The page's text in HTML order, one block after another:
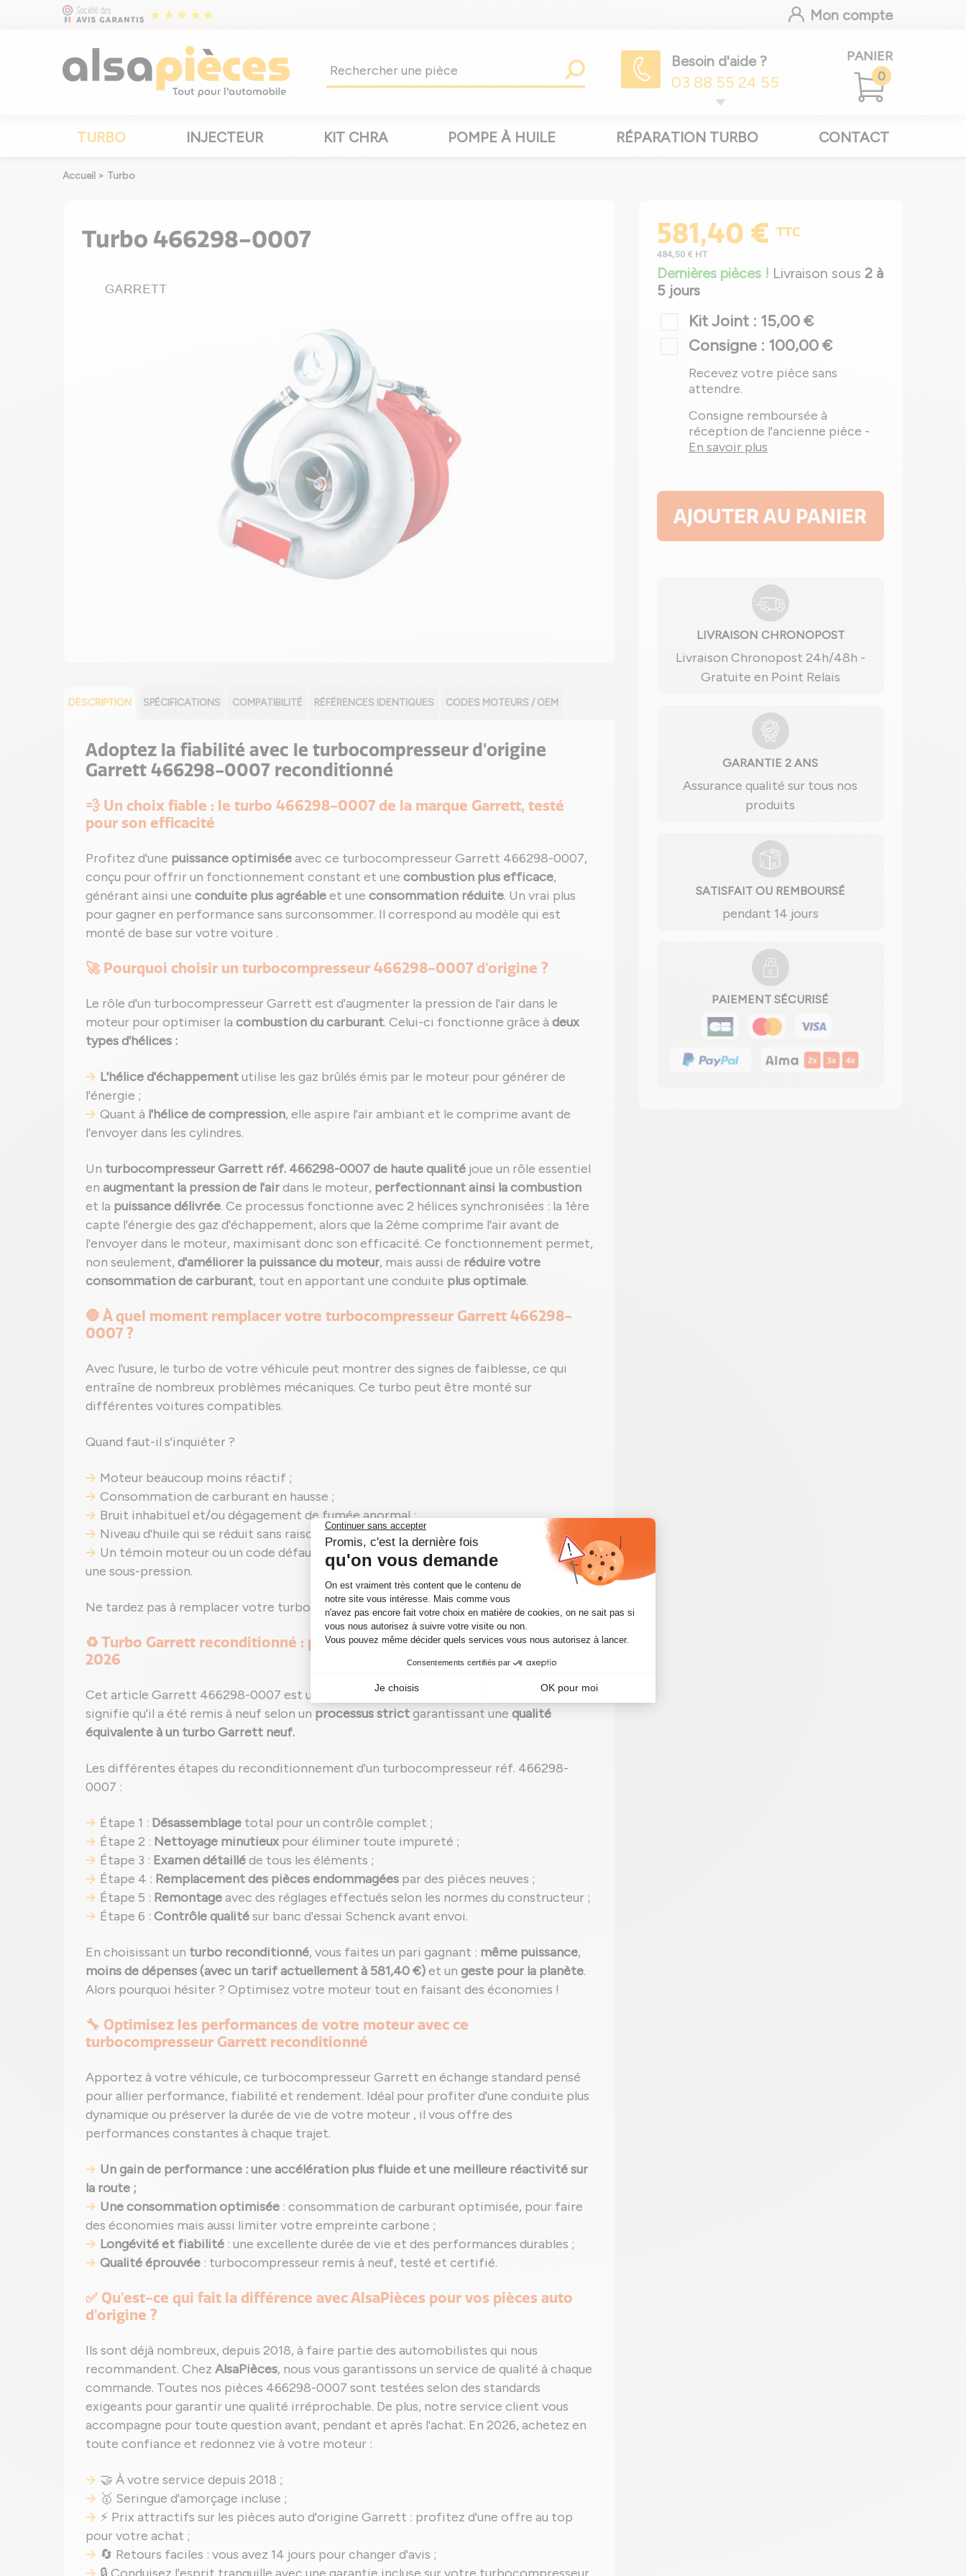
Mon compte
Besoin d'aide ?
03 88 55 24 55
PANIER
0
TURBO INJECTEUR KIT CHRA POMPE À HUILE RÉPARATION TURBO CONTACT
Accueil > Turbo
Turbo 466298-0007
DESCRIPTION SPÉCIFICATIONS COMPATIBILITÉ RÉFÉRENCES IDENTIQUES CODES MOTEURS / OEM
Adoptez la fiabilité avec le turbocompresseur d'origine
Garrett 466298-0007 reconditionné
💨 Un choix fiable : le turbo 466298-0007 de la marque Garrett, testé
pour son efficacité
Profitez d'une puissance optimiséeavec ce turbocompresseur Garrett 466298-0007,
conçu pour offrir un fonctionnement constant et une combustion plus efficace,
générant ainsi une conduite plus agréableet une consommation réduite. Un vrai plus
pour gagner en performance sans surconsommer. Il correspond au modèle qui est
monté de base sur votre voiture .
🚀 Pourquoi choisir un turbocompresseur 466298-0007 d'origine ?
Le rôle d'un turbocompresseur Garrett est d'augmenter la pression de l'air dans le
moteur pour optimiser la combustion du carburant. Celui-ci fonctionne grâce à deux
types d'hélices :
L'hélice d'échappementutilise les gaz brûlés émis par le moteur pour générer de
l'énergie ;
Quant à l'hélice de compression, elle aspire l'air ambiant et le comprime avant de
l'envoyer dans les cylindres.
Un turbocompresseur Garrett réf. 466298-0007 de haute qualité joue un rôle essentiel
en augmentant la pression de l'airdans le moteur, perfectionnant ainsi la combustion
et la puissance délivrée. Ce processus fonctionne avec 2 hélices synchronisées : la 1ère
capte l'énergie des gaz d'échappement, alors que la 2ème comprime l'air avant de
l'envoyer dans le moteur, maximisant donc son efficacité. Ce fonctionnement permet,
non seulement, d'améliorer la puissance du moteur, mais aussi de réduire votre
consommation de carburant, tout en apportant une conduite plus optimale.
🛑 À quel moment remplacer votre turbocompresseur Garrett 466298-
0007 ?
Avec l'usure, le turbo de votre véhicule peut montrer des signes de faiblesse, ce qui
entraîne de nombreux problèmes mécaniques. Ce turbo peut être monté sur
différentes voitures compatibles.
Quand faut-il s'inquiéter ?
Moteur beaucoup moins réactif ;
Consommation de carburant en hausse ;
Bruit inhabituel et/ou dégagement de fumée anormal ;
Niveau d'huile qui se réduit sans raison apparente sans signe de fuite ;
Un témoin moteur ou un code défaut peut apparaître, comme le code P0299 pour
une sous-pression.
Ne tardez pas à remplacer votre turbocompresseur 466298-0007 en panne.
♻️ Turbo Garrett reconditionné : performance et fiabilité garanties en
2026
Cet article Garrett 466298-0007 est un turbocompresseur reconditionné
, ce qui
signifie qu'il a été remis à neuf selon un processus strictgarantissant une qualité
équivalente à un turbo Garrett neuf.
Les différentes étapes du reconditionnement d'un turbocompresseur réf. 466298-
0007 :
Étape 1 : Désassemblage total pour un contrôle complet ;
Étape 2 : Nettoyage minutieux pour éliminer toute impureté ;
Étape 3 : Examen détailléde tous les éléments ;
Étape 4 : Remplacement des pièces endommagées par des pièces neuves ;
Étape 5 : Remontageavec des réglages effectués selon les normes du constructeur ;
Étape 6 : Contrôle qualitésur banc d'essai Schenck avant envoi.
En choisissant un turbo reconditionné, vous faites un pari gagnant : même puissance,
moins de dépenses (avec un tarif actuellement à 581,40 €)et un geste pour la planète.
Alors pourquoi hésiter ? Optimisez votre moteur tout en faisant des économies !
🔧 Optimisez les performances de votre moteur avec ce
turbocompresseur Garrett reconditionné
Apportez à votre véhicule, ce turbocompresseur Garrett en échange standard pensé
pour allier performance, fiabilité et rendement. Idéal pour profiter d'une conduite plus
dynamique ou préserver la durée de vie de votre moteur , il vous offre des
performances constantes à chaque trajet.
Un gain de performance : une accélération plus fluide et une meilleure réactivité sur
la route ;
Une consommation optimisée : consommation de carburant optimisée, pour faire
des économies mais aussi limiter votre empreinte carbone ;
Longévité et fiabilité : une excellente durée de vie et des performances durables ;
Qualité éprouvée : turbocompresseur remis à neuf, testé et certifié.
✅ Qu'est-ce qui fait la différence avec AlsaPièces pour vos pièces auto
d'origine ?
Ils sont déjà nombreux, depuis 2018, à faire partie des automobilistes qui nous
recommandent. Chez AlsaPièces, nous vous garantissons un service de qualité à chaque
commande. Toutes nos pièces 466298-0007 sont testées selon des standards
exigeants pour garantir une qualité irréprochable. De plus, notre service client vous
accompagne pour toute question avant, pendant et après l'achat. En 2026, achetez en
toute confiance et redonnez vie à votre moteur :
🤝 À votre service depuis 2018 ;
🥇 Seringue d'amorçage incluse ;
⚡ Prix attractifs sur les pièces auto d'origine Garrett : profitez d'une offre au top
pour votre achat ;
🔄 Retours faciles : vous avez 14 jours pour changer d'avis ;
🔒 Conduisez l'esprit tranquille avec une garantie incluse sur votre turbocompresseur
581,40 € TTC
484,50 € HT
Dernières pièces ! Livraison sous 2 à
5 jours
Kit Joint : 15,00 €
Consigne : 100,00 €
Recevez votre pièce sans
attendre.
Consigne remboursée à
réception de l'ancienne pièce -
En savoir plus
AJOUTER AU PANIER
LIVRAISON CHRONOPOST
Livraison Chronopost 24h/48h -
Gratuite en Point Relais
GARANTIE 2 ANS
Assurance qualité sur tous nos
produits
SATISFAIT OU REMBOURSÉ
pendant 14 jours
PAIEMENT SÉCURISÉ